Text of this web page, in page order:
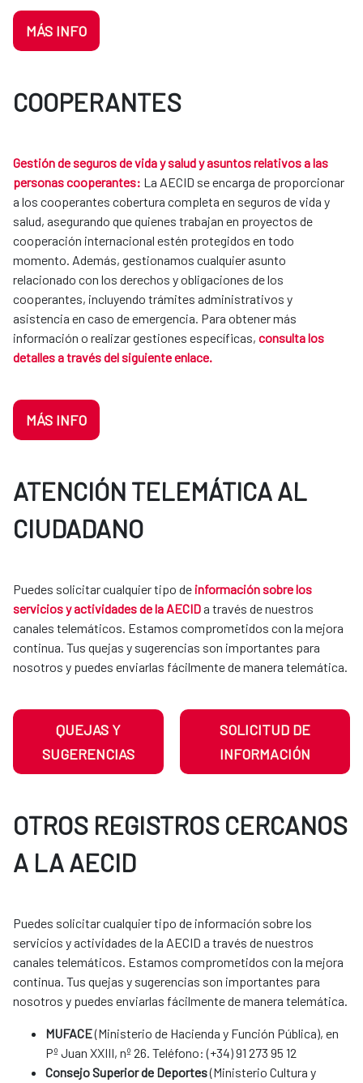
MÁS INFO
COOPERANTES
Gestión de seguros de vida y salud y asuntos relativos a las
personas cooperantes: La AECID se encarga de proporcionar
a los cooperantes cobertura completa en seguros de vida y
salud, asegurando que quienes trabajan en proyectos de
cooperación internacional estén protegidos en todo
momento. Además, gestionamos cualquier asunto
relacionado con los derechos y obligaciones de los
cooperantes, incluyendo trámites administrativos y
asistencia en caso de emergencia. Para obtener más
información o realizar gestiones específicas, consulta los
detalles a través del siguiente enlace.
MÁS INFO
ATENCIÓN TELEMÁTICA AL
CIUDADANO
Puedes solicitar cualquier tipo de información sobre los
servicios y actividades de la AECIDa través de nuestros
canales telemáticos. Estamos comprometidos con la mejora
continua. Tus quejas y sugerencias son importantes para
nosotros y puedes enviarlas fácilmente de manera telemática.
QUEJAS Y
SUGERENCIAS
SOLICITUD DE
INFORMACIÓN
OTROS REGISTROS CERCANOS
A LA AECID
Puedes solicitar cualquier tipo de información sobre los
servicios y actividades de la AECID a través de nuestros
canales telemáticos. Estamos comprometidos con la mejora
continua. Tus quejas y sugerencias son importantes para
nosotros y puedes enviarlas fácilmente de manera telemática.​​​​​​​​​​​​
MUFACE(Ministerio de Hacienda y Función Pública), en
Pº Juan XXIII, nº 26. Teléfono: (+34) 91 273 95 12
Consejo Superior de Deportes(Ministerio Cultura y